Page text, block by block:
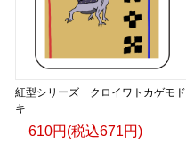
紅型シリーズ クロイワトカゲモド
キ
610円(税込671円)